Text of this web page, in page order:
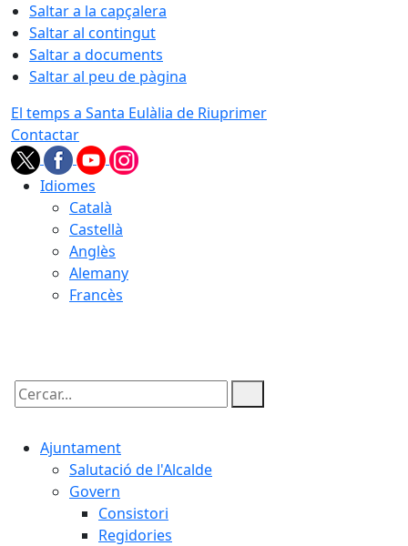
Saltar a la capçalera
Saltar al contingut
Saltar a documents
Saltar al peu de pàgina
El temps a Santa Eulàlia de Riuprimer
Contactar
Idiomes
Català
Castellà
Anglès
Alemany
Francès
Cercar:
Ajuntament
Salutació de l'Alcalde
Govern
Consistori
Regidories